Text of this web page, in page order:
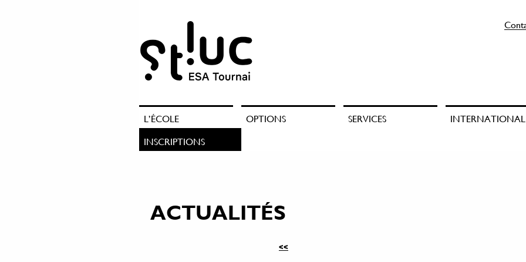
L’ÉCOLE OPTIONS SERVICES
INTERNATIONAL
INSCRIPTIONS
ACTUALITÉS
<<